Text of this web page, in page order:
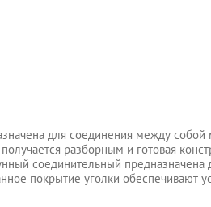
для соединения между
разборным и готовая
соединительный предназначена
покрытие уголки обеспечивают